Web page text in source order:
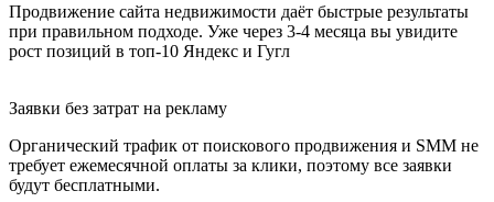
Продвижение сайта недвижимости даёт быстрые результаты
при правильном подходе. Уже через 3-4 месяца вы увидите
рост позиций в топ-10 Яндекс и Гугл
Заявки без затрат на рекламу
Органический трафик от поискового продвижения и SMM не
требует ежемесячной оплаты за клики, поэтому все заявки
будут бесплатными.